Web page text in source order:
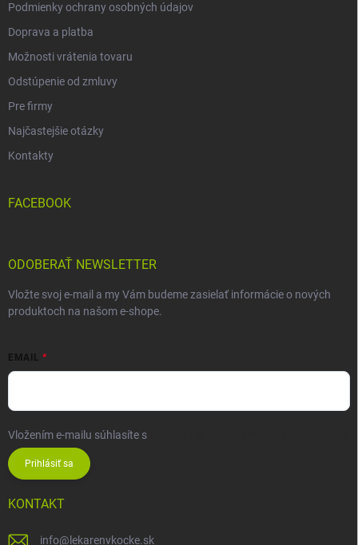
Podmienky ochrany osobných údajov
Doprava a platba
Možnosti vrátenia tovaru
Odstúpenie od zmluvy
Pre firmy
Najčastejšie otázky
Kontakty
FACEBOOK
ODOBERAŤ NEWSLETTER
Vložte svoj e-mail a my Vám budeme zasielať informácie o nových
produktoch na našom e-shope.
EMAIL
Vložením e-mailu súhlasíte s
Prihlásiť sa
KONTAKT
info@ lekarenvkocke.sk